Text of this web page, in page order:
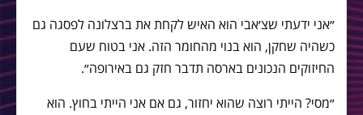
״אני ידעתי שצ׳אבי הוא האיש לקחת את ברצלונה לפסגה גם
כשהיה שחקן, הוא בנוי מהחומר הזה. אני בטוח שעם
החיזוקים הנכונים בארסה תדבר חזק גם באירופה״.
״מסי? הייתי רוצה שהוא יחזור, גם אם אני הייתי בחוץ. הוא